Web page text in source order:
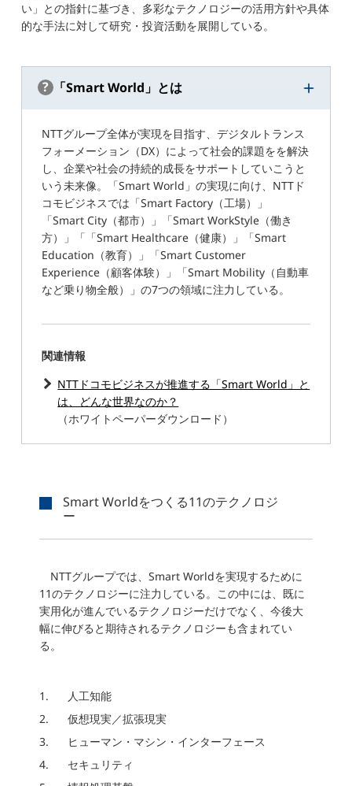
い」との指針に基づき、多彩なテクノロジーの活用方針や具体
的な手法に対して研究・投資活動を展開している。
「Smart World」とは
NTTグループ全体が実現を目指す、デジタルトランス
フォーメーション（DX）によって社会的課題をを解決
し、企業や社会の持続的成長をサポートしていこうと
いう未来像。「Smart World」の実現に向け、NTTド
コモビジネスでは「Smart Factory（工場）」
「Smart City（都市）」「Smart WorkStyle（働き
方）」「「Smart Healthcare（健康）」「Smart
Education（教育）」「Smart Customer
Experience（顧客体験）」「Smart Mobility（自動車
など乗り物全般）」の7つの領域に注力している。
関連情報
NTTドコモビジネスが推進する「Smart World」と
は、どんな世界なのか？
（ホワイトペーパーダウンロード）
Smart Worldをつくる11のテクノロジ
ー
NTTグループでは、Smart Worldを実現するために
11のテクノロジーに注力している。この中には、既に
実用化が進んでいるテクノロジーだけでなく、今後大
幅に伸びると期待されるテクノロジーも含まれてい
る。
人工知能
仮想現実／拡張現実
ヒューマン・マシン・インターフェース
セキュリティ